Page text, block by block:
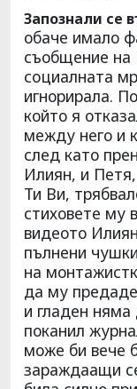
Запознали се
обаче имало
съобщение на
социалната
игнорирала.
който я
между него и
след като
Илиян, и
Ти Ви,
стиховете му
видеото
пълнени
на
да му
и гладен няма
поканил
може би вече
зараждаащи